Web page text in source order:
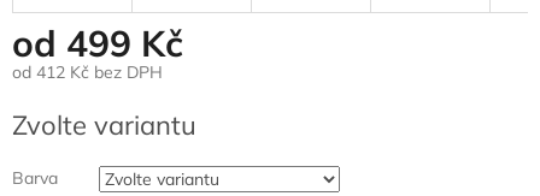
od 499 Kč
od 412 Kč bez DPH
cena:
Zvolte variantu
Barva